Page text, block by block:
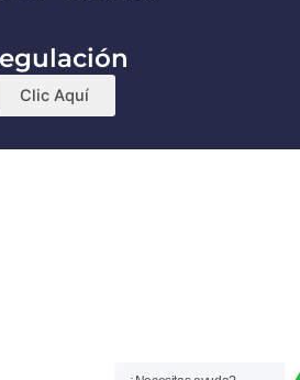
Clic Aquí